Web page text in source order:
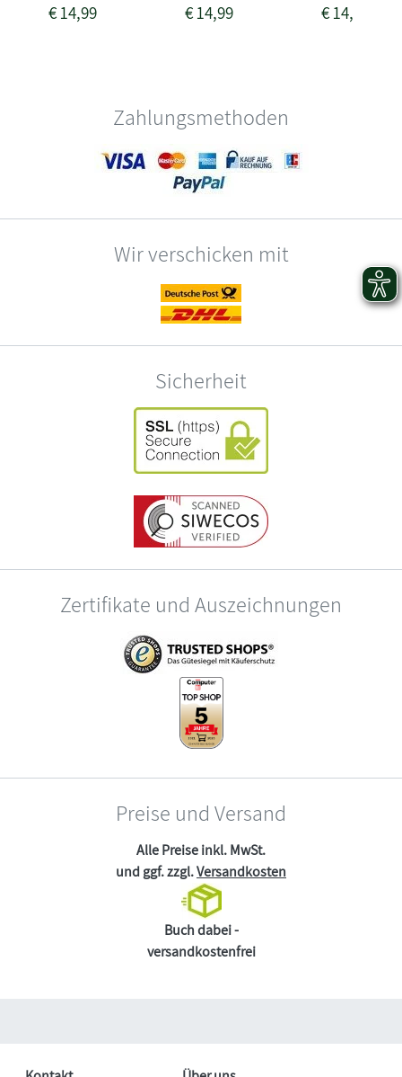
€14,99 €14,99 €14,99
Zahlungsmethoden
Wir verschicken mit
Sicherheit
Zertifikate und Auszeichnungen
Preise und Versand
Alle Preise inkl. MwSt.
und ggf. zzgl.Versandkosten
Buch dabei -
versandkostenfrei